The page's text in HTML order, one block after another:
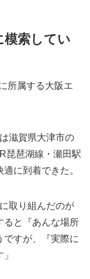
模索してい
所属する大阪エ
滋賀県大津市の
琵琶湖線・瀬田駅
に到着できた。
取り組んだのが
ると『あんな場所
すが、『実際に